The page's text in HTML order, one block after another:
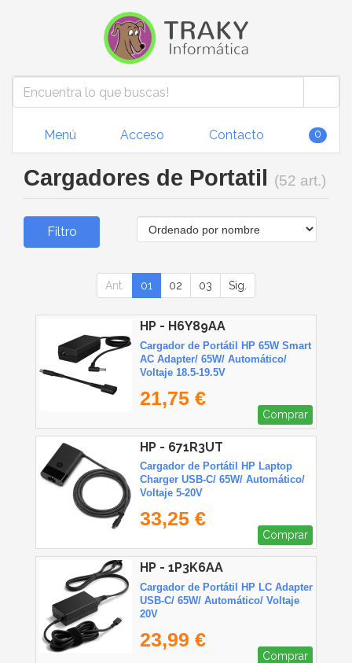
Menú Acceso Contacto 0
Cargadores de Portatil (52 art.)
Filtro
Ant. 01 02 03 Sig.
HP - H6Y89AA
Cargador de Portátil HP 65W Smart
AC Adapter/ 65W/ Automático/
Voltaje 18.5-19.5V
21,75 €
Comprar
HP - 671R3UT
Cargador de Portátil HP Laptop
Charger USB-C/ 65W/ Automático/
Voltaje 5-20V
33,25 €
Comprar
HP - 1P3K6AA
Cargador de Portátil HP LC Adapter
USB-C/ 65W/ Automático/ Voltaje
20V
23,99 €
Comprar